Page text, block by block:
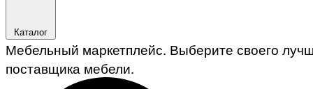
Каталог
Мебельный маркетплейс. Выберите своего
поставщика мебели.